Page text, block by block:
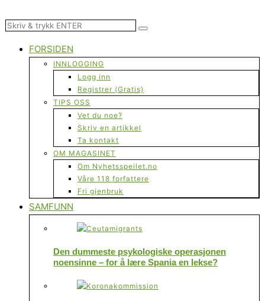
FORSIDEN
INNLOGGING
Logg inn
Registrer (Gratis)
TIPS OSS
Vet du noe?
Skriv en artikkel
Ta kontakt
OM MAGASINET
Om Nyhetsspeilet.no
Våre 118 forfattere
Fri gjenbruk
SAMFUNN
Den dummeste psykologiske operasjonen
noensinne – for å lære Spania en lekse?